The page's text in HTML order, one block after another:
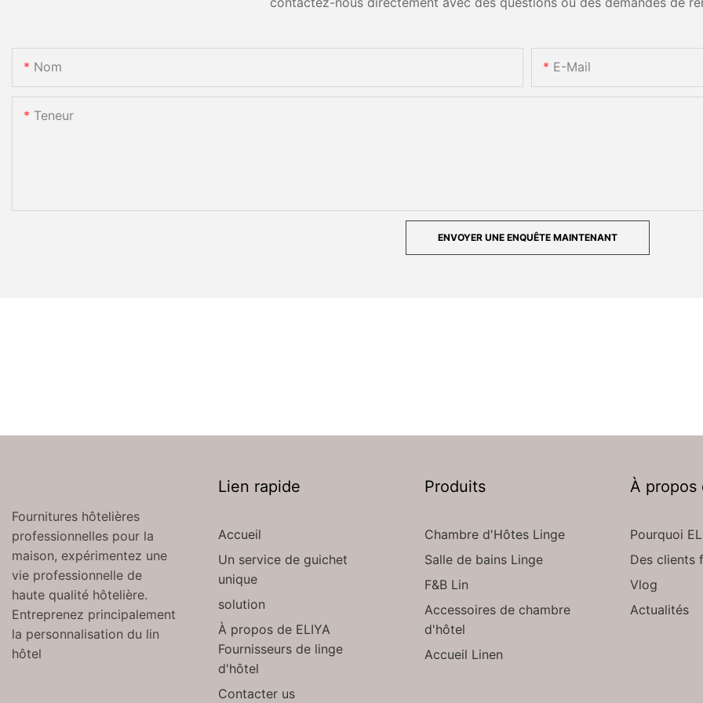
Nom E-Mail
Teneur
ENVOYER UNE ENQUÊTE MAINTENANT
Fournitures hôtelières
professionnelles pour la
maison, expérimentez une
vie professionnelle de
haute qualité hôtelière.
Entreprenez principalement
la personnalisation du lin
hôtel
Lien rapide
Accueil
Un service de guichet
unique
solution
À propos de ELIYA
Fournisseurs de linge
d'hôtel
Contacter us
Produits
Chambre d'Hôtes Linge
Salle de bains Linge
F&B Lin
Accessoires de chambre
d'hôtel
Accueil Linen
À propos
Pourquoi
Des clients
Vlog
Actualités